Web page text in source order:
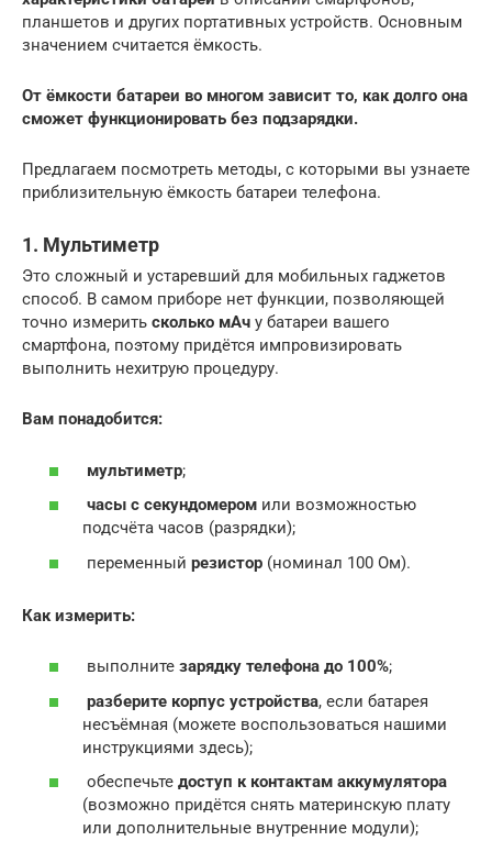
планшетов и других портативных устройств. Основным
значением считается ёмкость.
От ёмкости батареи во многом зависит то, как долго она
сможет функционировать без подзарядки.
Предлагаем посмотреть методы, с которыми вы узнаете
приблизительную ёмкость батареи телефона.
1. Мультиметр
Это сложный и устаревший для мобильных гаджетов
способ. В самом приборе нет функции, позволяющей
точно измерить сколько мАч у батареи вашего
смартфона, поэтому придётся импровизировать
выполнить нехитрую процедуру.
Вам понадобится:
мультиметр;
часы с секундомером или возможностью
подсчёта часов (разрядки);
переменный резистор (номинал 100 Ом).
Как измерить:
выполните зарядку телефона до 100%;
разберите корпус устройства, если батарея
несъёмная (можете воспользоваться нашими
инструкциями здесь);
обеспечьте доступ к контактам аккумулятора
(возможно придётся снять материнскую плату
или дополнительные внутренние модули);